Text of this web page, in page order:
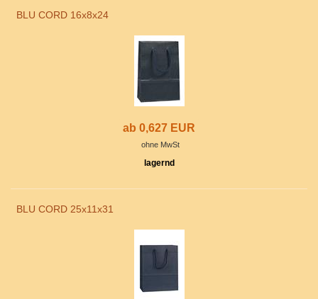
BLU CORD 16x8x24
ab 0,627 EUR
ohne MwSt
lagernd
BLU CORD 25x11x31